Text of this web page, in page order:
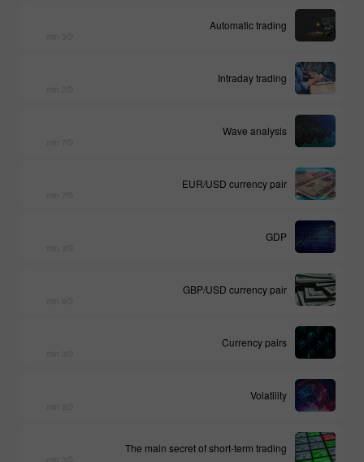
Automatic trading
Intraday trading
Wave analysis
EUR/USD currency pair
GDP
GBP/USD currency pair
Currency pairs
Volatility
The main secret of short-term trading